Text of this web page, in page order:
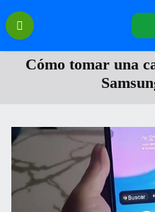
Перейти
содержанию
Cómo tomar una